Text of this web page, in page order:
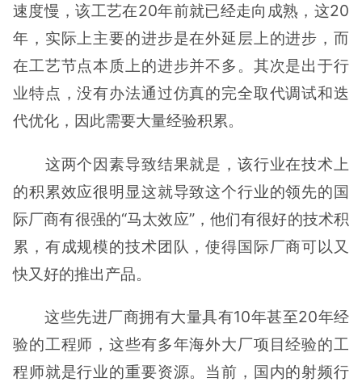
速度慢，该工艺在20年前就已经走向成熟，这20
年，实际上主要的进步是在外延层上的进步，而
在工艺节点本质上的进步并不多。其次是出于行
业特点，没有办法通过仿真的完全取代调试和迭
代优化，因此需要大量经验积累。
这两个因素导致结果就是，该行业在技术上
的积累效应很明显这就导致这个行业的领先的国
际厂商有很强的“马太效应”，他们有很好的技术积
累，有成规模的技术团队，使得国际厂商可以又
快又好的推出产品。
这些先进厂商拥有大量具有10年甚至20年经
验的工程师，这些有多年海外大厂项目经验的工
程师就是行业的重要资源。当前，国内的射频行